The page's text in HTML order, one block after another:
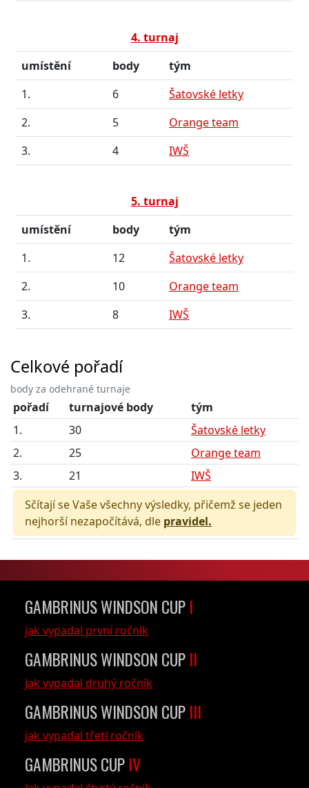
4. turnaj
umístění
body
tým
1.
6
Šatovské letky
2.
5
Orange team
3.
4 IWŠ
5. turnaj
umístění
body
tým
1.
12
Šatovské letky
2.
10
Orange team
3.
8 IWŠ
Celkové pořadí
body za odehrané turnaje
pořadí turnajové body
tým
1.
30
Šatovské letky
2.
25
Orange team
3.
21
IWŠ
Sčítají se Vaše všechny výsledky, přičemž se jeden
nejhorší nezapočítává, dle pravidel.
GAMBRINUS WINDSON CUP I
jak vypadal první ročník
GAMBRINUS WINDSON CUP II
jak vypadal druhý ročník
GAMBRINUS WINDSON CUP III
jak vypadal třetí ročník
GAMBRINUS CUP IV